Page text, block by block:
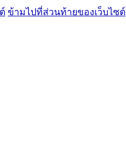
ข้ามไปที่ส่วนท้ายของเว็บไซต์